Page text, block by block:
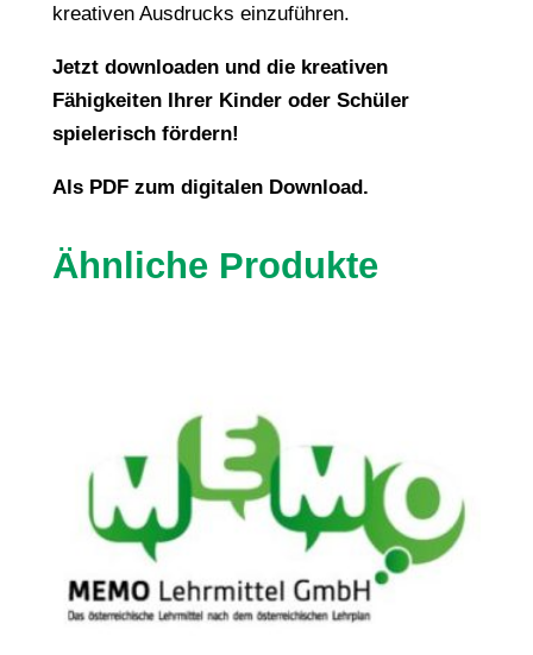
kreativen Ausdrucks einzuführen.
Jetzt downloaden und die kreativen
Fähigkeiten Ihrer Kinder oder Schüler
spielerisch fördern!
Als PDF zum digitalen Download.
Ähnliche Produkte